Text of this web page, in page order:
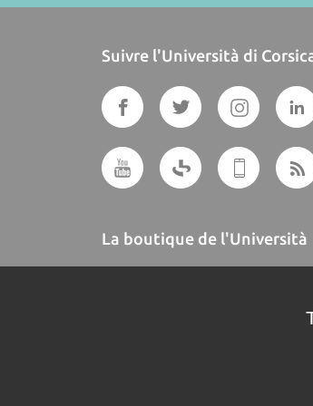
Suivre l'Università di
La boutique de l'Università